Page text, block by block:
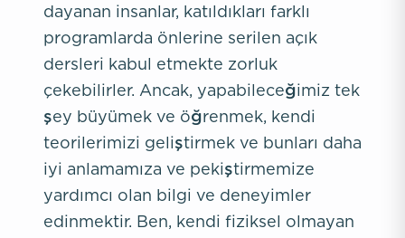
dayanan insanlar, katıldıkları farklı
programlarda önlerine serilen açık
dersleri kabul etmekte zorluk
çekebilirler. Ancak, yapabileceğimiz tek
şey büyümek ve öğrenmek, kendi
teorilerimizi geliştirmek ve bunları daha
iyi anlamamıza ve pekiştirmemize
yardımcı olan bilgi ve deneyimler
edinmektir. Ben, kendi fiziksel olmayan